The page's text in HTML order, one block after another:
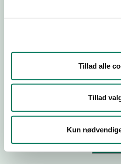
Tillad alle
Tillad
Kun
ID-nummer
P-nr
Tilføj smiley til
Kopier link til at indsætte på